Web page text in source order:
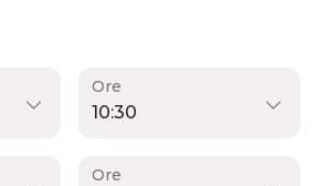
Ore
Ore